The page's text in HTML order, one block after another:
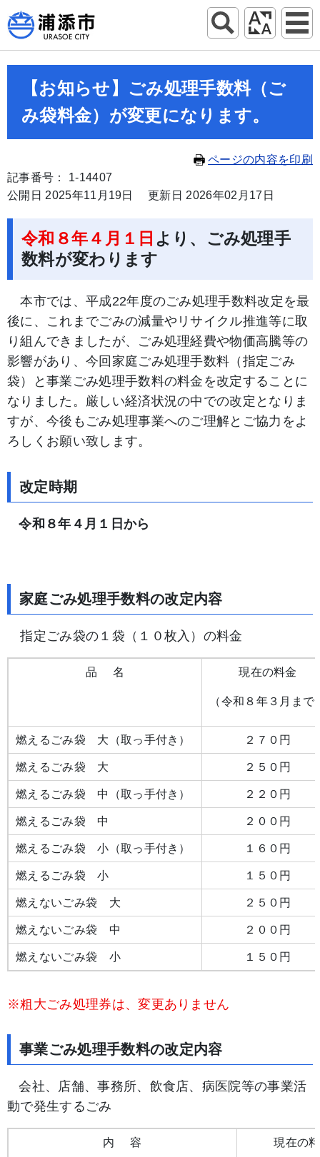
【お知らせ】ごみ処理手数料（ご
み袋料金）が変更になります。
ページの内容を印刷
記事番号： 1-14407
公開日 2025年11月19日
更新日 2026年02月17日
令和８年４月１日 より、ごみ処理手
数料が変わります
本市では、平成22年度のごみ処理手数料改定を最
後に、これまでごみの減量やリサイクル推進等に取
り組んできましたが、ごみ処理経費や物価高騰等の
影響があり、今回家庭ごみ処理手数料（指定ごみ
袋）と事業ごみ処理手数料の料金を改定することに
なりました。厳しい経済状況の中での改定となりま
すが、今後もごみ処理事業へのご理解とご協力をよ
ろしくお願い致します。
改定時期
令和８年４月１日から
家庭ごみ処理手数料の改定内容
指定ごみ袋の１袋（１０枚入）の料金
品 名 現在の料金
（令和８年３月まで
燃えるごみ袋 大（取っ手付き） ２７０円
燃えるごみ袋 大 ２５０円
燃えるごみ袋 中（取っ手付き） ２２０円
燃えるごみ袋 中 ２００円
燃えるごみ袋 小（取っ手付き） １６０円
燃えるごみ袋 小 １５０円
燃えないごみ袋 大 ２５０円
燃えないごみ袋 中 ２００円
燃えないごみ袋 小 １５０円
※粗大ごみ処理券は、変更ありません
事業ごみ処理手数料の改定内容
会社、店舗、事務所、飲食店、病医院等の事業活
動で発生するごみ
内 容 現在の